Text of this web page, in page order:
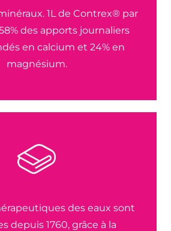
1L de Contrex® par
des apports journaliers
en calcium et 24% en
magnésium.
des eaux sont
depuis 1760, grâce à la